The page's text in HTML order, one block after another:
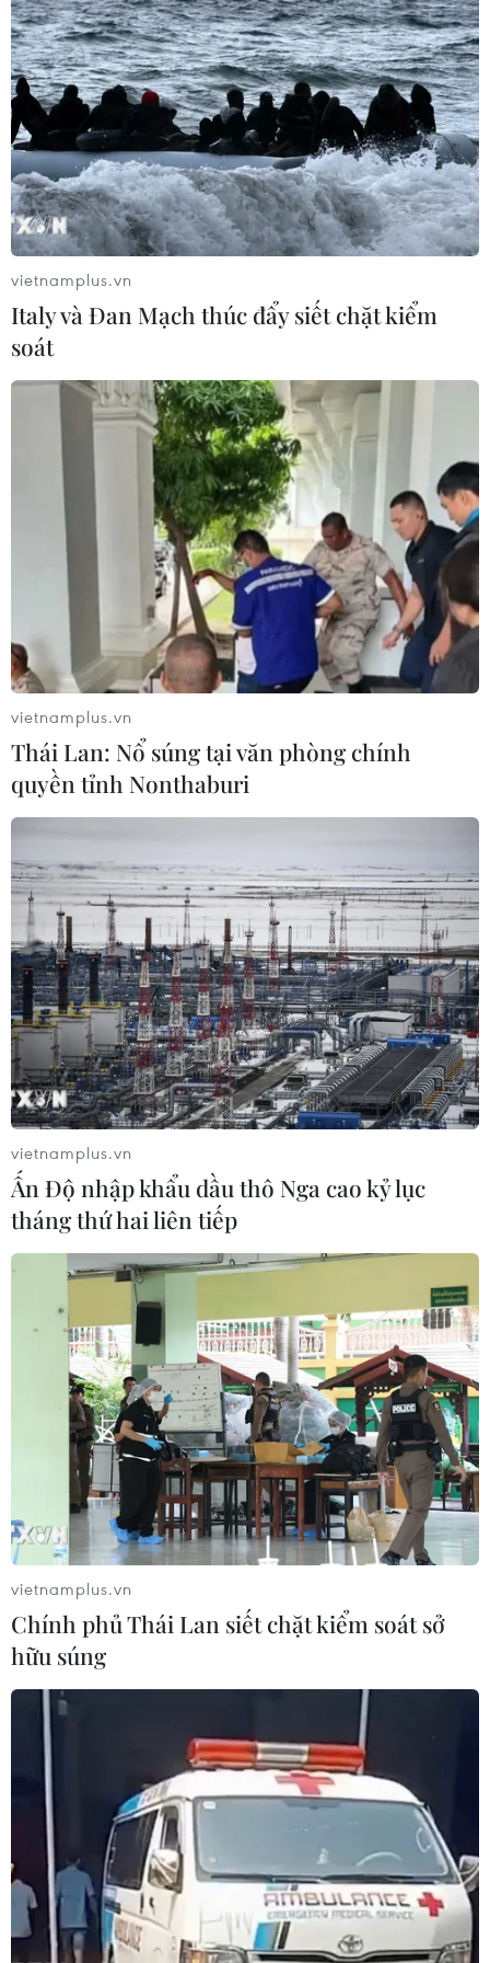
vietnamplus.vn
Italy và Đan Mạch thúc đẩy siết chặt kiểm
soát
vietnamplus.vn
Thái Lan: Nổ súng tại văn phòng chính
quyền tỉnh Nonthaburi
vietnamplus.vn
Ấn Độ nhập khẩu dầu thô Nga cao kỷ lục
tháng thứ hai liên tiếp
vietnamplus.vn
Chính phủ Thái Lan siết chặt kiểm soát sở
hữu súng